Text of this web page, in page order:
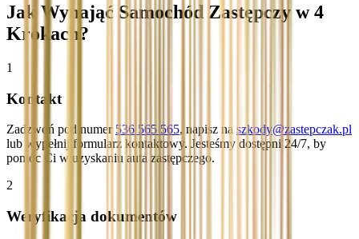
Jak Wynająć Samochód Zastępczy w 4
Krokach?
1
Kontakt
Zadzwoń pod numer 536 565 565, napisz na szkody@zastepczak.pl
lub wypełnij formularz kontaktowy. Jesteśmy dostępni 24/7, by
pomóc Ci w uzyskaniu auta zastępczego.
2
Weryfikacja dokumentów